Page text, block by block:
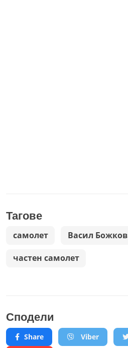
Тагове
самолет Васил Божков
частен самолет
Сподели
Share Viber